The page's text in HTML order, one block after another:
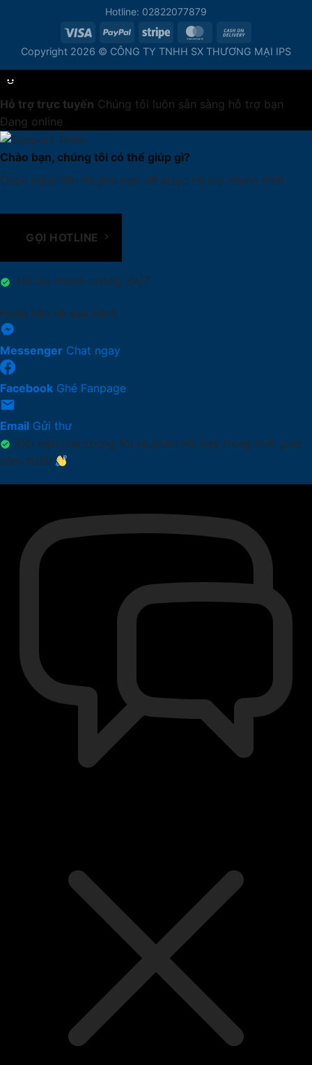
Hotline: 02822077879
Copyright 2026 © CÔNG TY TNHH SX THƯƠNG MẠI IPS
Hỗ trợ trực tuyến Chúng tôi luôn sẵn sàng hỗ trợ bạn
Đang online
Chào bạn, chúng tôi có thể giúp gì?
Chọn kênh liên hệ phù hợp để được hỗ trợ nhanh nhất
GỌI HOTLINE
Hỗ trợ nhanh chóng 24/7
Hoặc liên hệ qua kênh
Messenger Chat ngay
Facebook Ghé Fanpage
Email Gửi thư
Đội ngũ của chúng tôi sẽ phản hồi bạn trong thời gian
sớm nhất!